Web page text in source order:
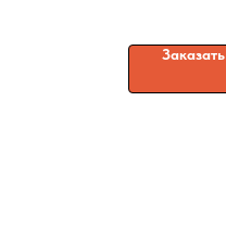
Заказать